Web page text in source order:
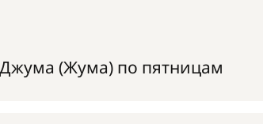
(Жума) по пятницам